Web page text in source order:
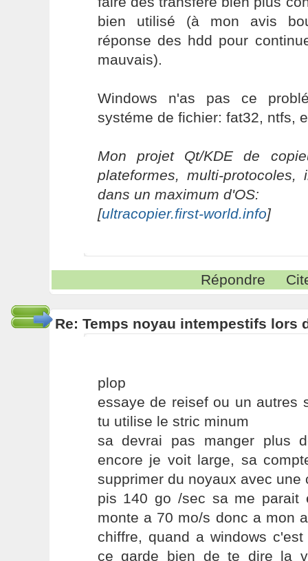
bien utilisé (à mon avis
réponse des hdd pour
mauvais).
Windows n'as pas ce
systéme de fichier: fat32, ntfs,
Mon projet Qt/KDE de
plateformes, multi-protocoles,
dans un maximum d'OS:
[ultracopier.first-world.info]
Répondre
Re: Temps noyau intempestifs lors
plop
essaye de reisef ou un autres
tu utilise le stric minum
sa devrai pas manger plus
encore je voit large, sa
supprimer du noyaux avec une
pis 140 go /sec sa me parait
monte a 70 mo/s donc a mon
chiffre, quand a windows
ce garde bien de te dire la